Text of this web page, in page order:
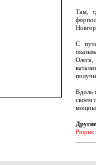
Там,
С
Вдоль
своем
Рюрик